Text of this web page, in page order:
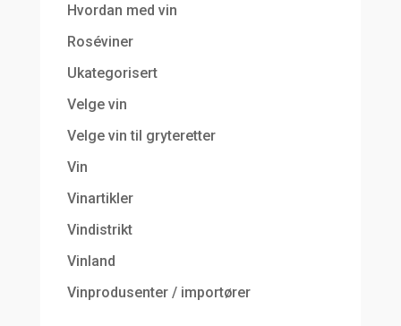
Hvordan med vin
Roséviner
Ukategorisert
Velge vin
Velge vin til gryteretter
Vin
Vinartikler
Vindistrikt
Vinland
Vinprodusenter / importører